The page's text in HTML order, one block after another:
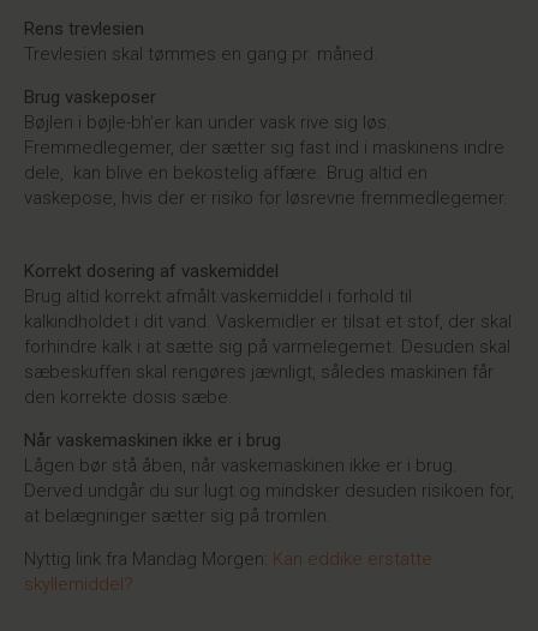
Rens trevlesien
Trevlesien skal tømmes en gang pr. måned.
Brug vaskeposer
Bøjlen i bøjle-bh’er kan under vask rive sig løs.
Fremmedlegemer, der sætter sig fast ind i maskinens indre
dele, kan blive en bekostelig affære. Brug altid en
vaskepose, hvis der er risiko for løsrevne fremmedlegemer.
Korrekt dosering af vaskemiddel
Brug altid korrekt afmålt vaskemiddel i forhold til
kalkindholdet i dit vand. Vaskemidler er tilsat et stof, der skal
forhindre kalk i at sætte sig på varmelegemet. Desuden skal
sæbeskuffen skal rengøres jævnligt, således maskinen får
den korrekte dosis sæbe.
Når vaskemaskinen ikke er i brug
Lågen bør stå åben, når vaskemaskinen ikke er i brug.
Derved undgår du sur lugt og mindsker desuden risikoen for,
at belægninger sætter sig på tromlen.
Nyttig link fra Mandag Morgen: Kan eddike erstatte
skyllemiddel?